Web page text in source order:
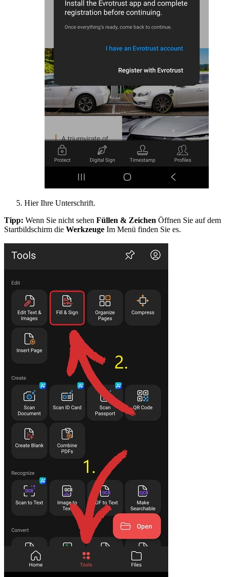
Hier Ihre Unterschrift.
Tipp: Wenn Sie nicht sehen Füllen & Zeichen Öffnen Sie auf dem
Startbildschirm die Werkzeuge Im Menü finden Sie es.